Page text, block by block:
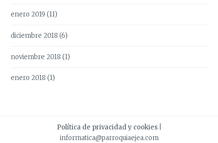
enero 2019 (11)
diciembre 2018 (6)
noviembre 2018 (1)
enero 2018 (1)
Política de privacidad y cookies
informatica@parroquiaejea.com